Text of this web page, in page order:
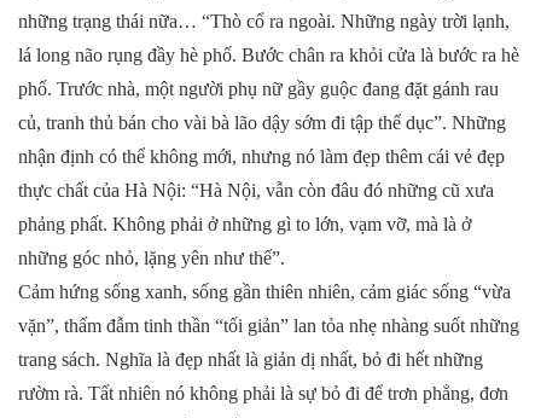
những trạng thái nữa… “Thò cổ ra ngoài. Những ngày trời lạnh,
lá long não rụng đầy hè phố. Bước chân ra khỏi cửa là bước ra hè
phố. Trước nhà, một người phụ nữ gầy guộc đang đặt gánh rau
củ, tranh thủ bán cho vài bà lão dậy sớm đi tập thể dục”. Những
nhận định có thể không mới, nhưng nó làm đẹp thêm cái vẻ đẹp
thực chất của Hà Nội: “Hà Nội, vẫn còn đâu đó những cũ xưa
phảng phất. Không phải ở những gì to lớn, vạm vỡ, mà là ở
những góc nhỏ, lặng yên như thế”.
Cảm hứng sống xanh, sống gần thiên nhiên, cảm giác sống “vừa
vặn”, thấm đẫm tinh thần “tối giản” lan tỏa nhẹ nhàng suốt những
trang sách. Nghĩa là đẹp nhất là giản dị nhất, bỏ đi hết những
rườm rà. Tất nhiên nó không phải là sự bỏ đi để trơn phẳng, đơn